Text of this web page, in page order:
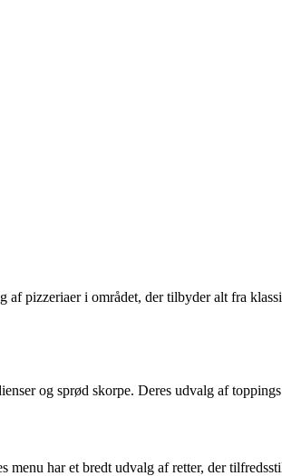
pizzeriaer i området, der tilbyder alt fra
og sprød skorpe. Deres udvalg af
har et bredt udvalg af retter, der